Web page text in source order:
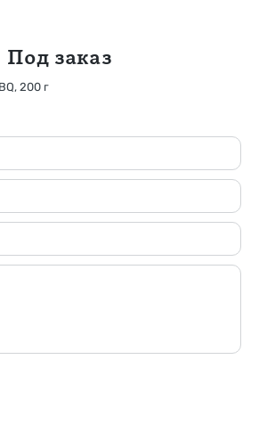
Под заказ
200 г